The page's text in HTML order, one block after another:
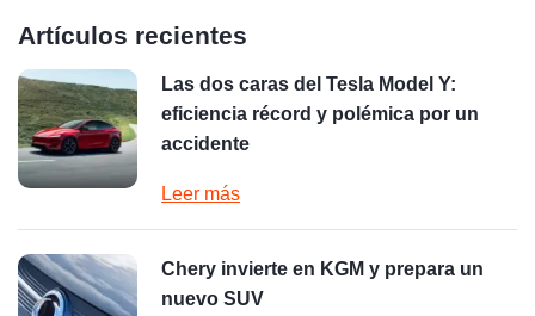
Artículos recientes
Las dos caras del Tesla Model Y:
eficiencia récord y polémica por un
accidente
Leer más
Chery invierte en KGM y prepara un
nuevo SUV